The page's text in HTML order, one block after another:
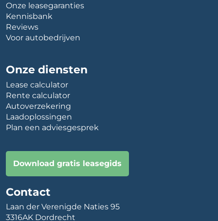
Onze leasegaranties
Kennisbank
Reviews
Voor autobedrijven
Onze diensten
Lease calculator
Rente calculator
Autoverzekering
Laadoplossingen
Plan een adviesgesprek
Download gratis leasegids
Contact
Laan der Verenigde Naties 95
3316AK Dordrecht